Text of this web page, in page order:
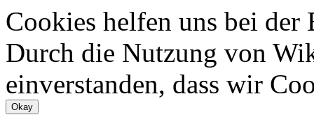
Cookies helfen uns bei
Durch die Nutzung von
einverstanden, dass wir